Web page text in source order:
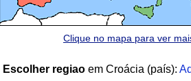
Clique no mapa para ver
Escolher regiao em Croácia (país):